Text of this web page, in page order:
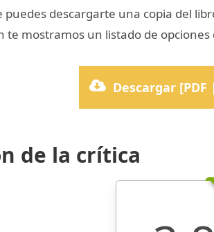
puedes descargarte una copia del
te mostramos un listado de opciones
Descargar [PDF
de la crítica